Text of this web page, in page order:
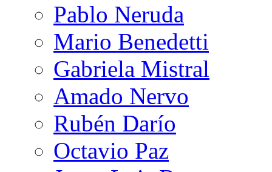
Pablo Neruda
Mario Benedetti
Gabriela Mistral
Amado Nervo
Rubén Darío
Octavio Paz